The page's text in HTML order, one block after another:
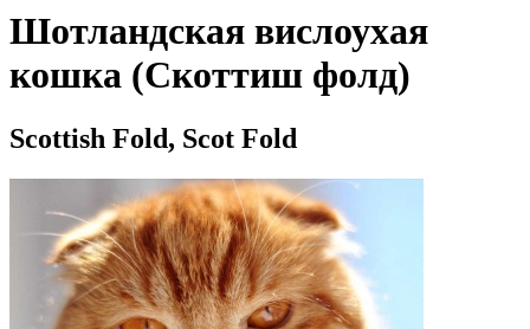
Шотландская вислоухая
кошка (Скоттиш фолд)
Scottish Fold, Scot Fold